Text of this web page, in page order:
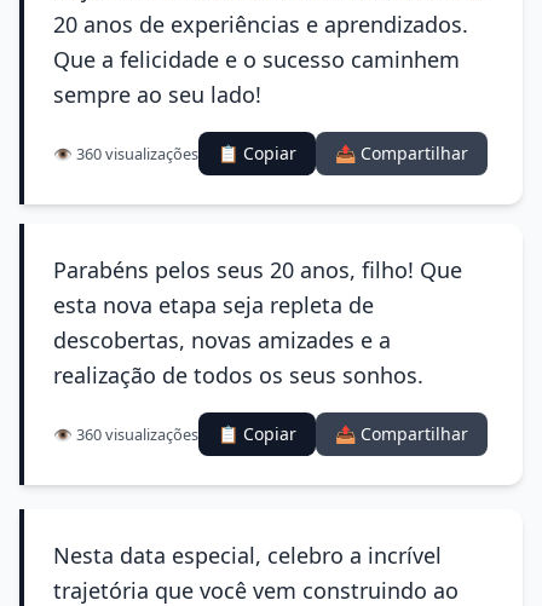
20 anos de experiências e aprendizados.
Que a felicidade e o sucesso caminhem
sempre ao seu lado!
👁️ 360 visualizações 📋 Copiar 📤 Compartilhar
Parabéns pelos seus 20 anos, filho! Que
esta nova etapa seja repleta de
descobertas, novas amizades e a
realização de todos os seus sonhos.
👁️ 360 visualizações 📋 Copiar 📤 Compartilhar
Nesta data especial, celebro a incrível
trajetória que você vem construindo ao